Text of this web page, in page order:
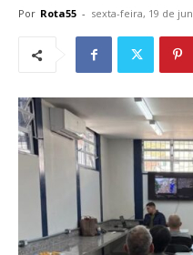
Por Rota55 - sexta-feira, 19 de